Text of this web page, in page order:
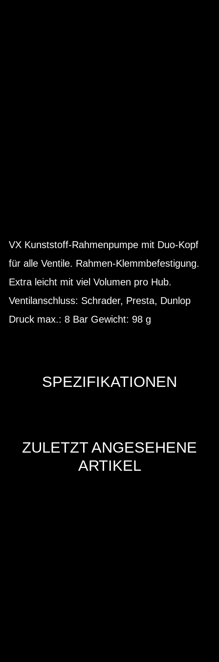
VX Kunststoff-Rahmenpumpe mit Duo-Kopf
für alle Ventile. Rahmen-Klemmbefestigung.
Extra leicht mit viel Volumen pro Hub.
Ventilanschluss: Schrader, Presta, Dunlop
Druck max.: 8 Bar Gewicht: 98 g
SPEZIFIKATIONEN
ZULETZT ANGESEHENE
ARTIKEL